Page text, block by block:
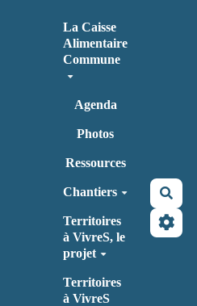
La Caisse
Alimentaire
Commune
Agenda
Photos
Ressources
Chantiers
Territoires
à VivreS, le
projet
Territoires
à VivreS